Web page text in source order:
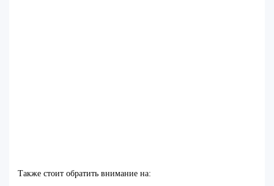
Также стоит обратить внимание на: